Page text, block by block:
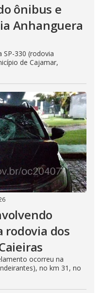
ônibus e
Anhanguera
330 (rodovia
de Cajamar,
rodovia dos
ocorreu na
no km 31, no